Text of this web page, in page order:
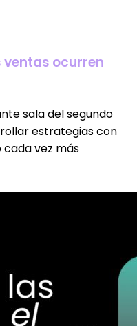
ventas ocurren
sala del segundo
estrategias con
vez más